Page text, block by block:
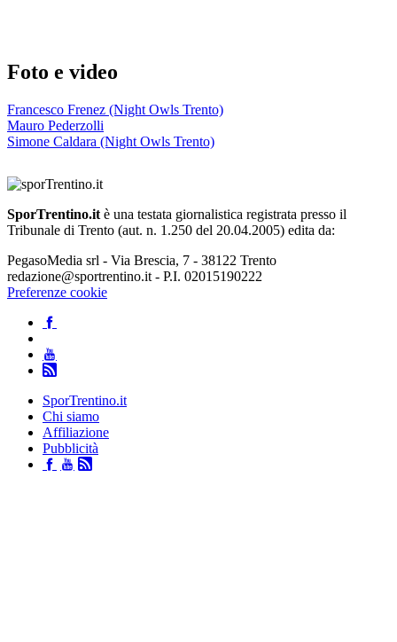
Foto e video
Francesco Frenez (Night Owls Trento)
Mauro Pederzolli
Simone Caldara (Night Owls Trento)
SporTrentino.it è una testata giornalistica registrata presso il
Tribunale di Trento (aut. n. 1.250 del 20.04.2005) edita da:
PegasoMedia srl - Via Brescia, 7 - 38122 Trento
redazione@sportrentino.it - P.I. 02015190222
Preferenze cookie
SporTrentino.it
Chi siamo
Affiliazione
Pubblicità